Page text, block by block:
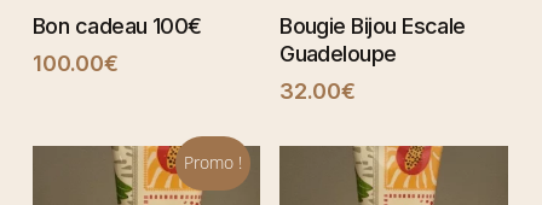
SÉLECTIONNER
Bon cadeau 100€
100.00€
AJOUTER AU
PANIER
Bougie Bijou Escale
Guadeloupe
32.00€
Promo !